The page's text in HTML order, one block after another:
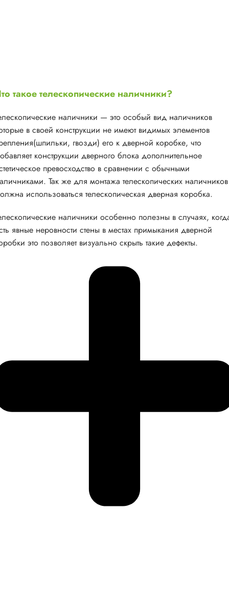
такое телескопические наличники?
наличники — это особый вид наличников
в своей конструкции не имеют видимых элементов
гвозди) его к дверной коробке, что
конструкции дверного блока дополнительное
превосходство в сравнении с обычными
Так же для монтажа телескопических наличников
использоваться телескопическая дверная коробка.
наличники особенно полезны в случаях,
явные неровности стены в местах примыкания дверной
это позволяет визуально скрыть такие дефекты.